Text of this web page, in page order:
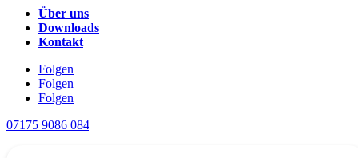
Über uns
Downloads
Kontakt
Folgen
Folgen
Folgen
07175 9086 084